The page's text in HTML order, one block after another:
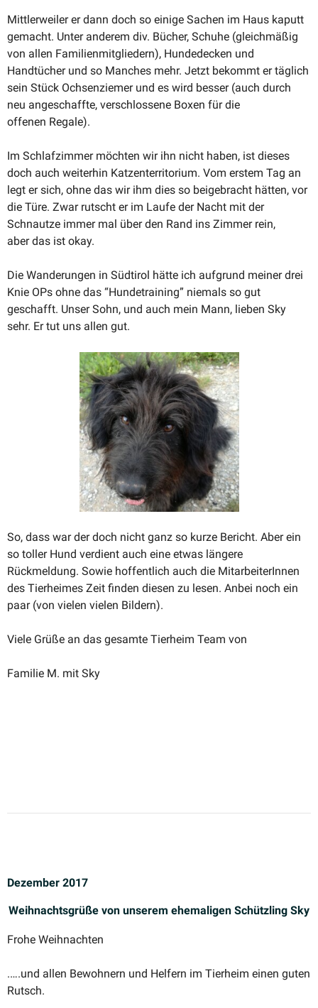
Mittler­weiler er dann doch so einige Sachen im Haus kaputt
gemacht. Unter anderem div. Bücher, Schuhe (gleich­mäßig
von allen Famili­en­mit­gliedern), Hunde­decken und
Handtücher und so Manches mehr. Jetzt bekommt er täglich
sein Stück Ochsen­ziemer und es wird besser (auch durch
neu angeschaffte, verschlossene Boxen für die
offenen Regale).
Im Schlaf­zimmer möchten wir ihn nicht haben, ist dieses
doch auch weiterhin Katzen­ter­ri­torium. Vom erstem Tag an
legt er sich, ohne das wir ihm dies so beigebracht hätten, vor
die Türe. Zwar rutscht er im Laufe der Nacht mit der
Schnautze immer mal über den Rand ins Zimmer rein,
aber das ist okay.
Die Wande­rungen in Südtirol hätte ich aufgrund meiner drei
Knie OPs ohne das “Hunde­training” niemals so gut
geschafft. Unser Sohn, und auch mein Mann, lieben Sky
sehr. Er tut uns allen gut.
So, dass war der doch nicht ganz so kurze Bericht. Aber ein
so toller Hund verdient auch eine etwas längere
Rückmeldung. Sowie hoffentlich auch die Mitar­bei­te­rInnen
des Tierheimes Zeit finden diesen zu lesen. Anbei noch ein
paar (von vielen vielen Bildern).
Viele Grüße an das gesamte Tierheim Team von
Familie M. mit Sky
Dezember 2017
Weihnachts­grüße von unserem ehema­ligen Schützling Sky
Frohe Weihnachten
.….und allen Bewohnern und Helfern im Tierheim einen guten
Rutsch.